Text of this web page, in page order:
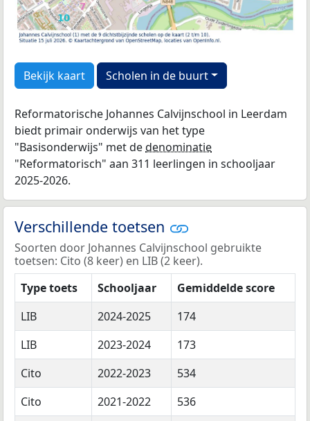
Bekijk kaart Scholen in de buurt
Reformatorische Johannes Calvijnschool in Leerdam
biedt primair onderwijs van het type
"Basisonderwijs" met dedenominatie
"Reformatorisch" aan 311 leerlingen in schooljaar
2025-2026.
Verschillende toetsen
Soorten door Johannes Calvijnschool gebruikte
toetsen: Cito (8 keer) en LIB (2 keer).
Type toets
Schooljaar
Gemiddelde score
LIB
2024-2025
174
LIB
2023-2024
173
Cito
2022-2023
534
Cito
2021-2022
536